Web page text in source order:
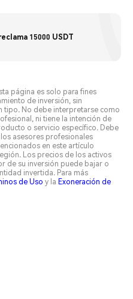
15000 USDT
página es solo para fines
de inversión, sin
tipo. No debe interpretarse como
ni tiene la intención de
o servicio específico. Debe
asesores profesionales
en este artículo
Los precios de los activos
de su inversión puede bajar o
invertida. Para más
de Uso y la Exoneración de